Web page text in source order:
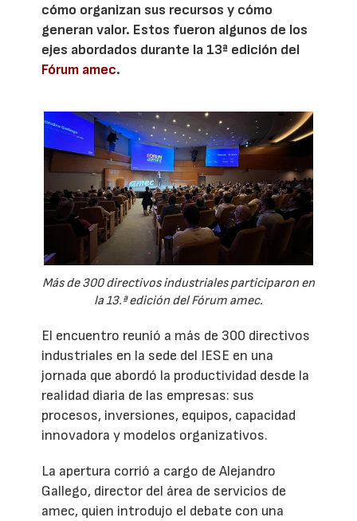
cómo organizan sus recursos y cómo
generan valor. Estos fueron algunos de los
ejes abordados durante la 13ª edición del
Fórum amec.
Más de 300 directivos industriales participaron en
la 13.ª edición del Fórum amec.
El encuentro reunió a más de 300 directivos
industriales en la sede del IESE en una
jornada que abordó la productividad desde la
realidad diaria de las empresas: sus
procesos, inversiones, equipos, capacidad
innovadora y modelos organizativos.
La apertura corrió a cargo de Alejandro
Gallego, director del área de servicios de
amec, quien introdujo el debate con una